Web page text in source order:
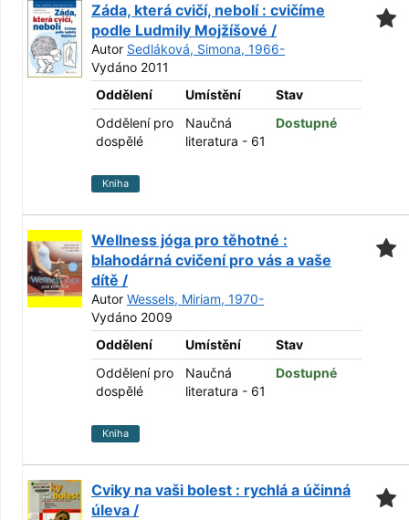
Záda, která cvičí, nebolí : cvičíme
podle Ludmily Mojžíšové /
Autor Sedláková, Simona, 1966-
Vydáno 2011
Oddělení
Umístění
Stav
Oddělení pro
dospělé
Naučná
literatura - 61
Dostupné
Kniha
Wellness jóga pro těhotné :
blahodárná cvičení pro vás a vaše
dítě /
Autor Wessels, Miriam, 1970-
Vydáno 2009
Oddělení
Umístění
Stav
Oddělení pro
dospělé
Naučná
literatura - 61
Dostupné
Kniha
Cviky na vaši bolest : rychlá a účinná
úleva /